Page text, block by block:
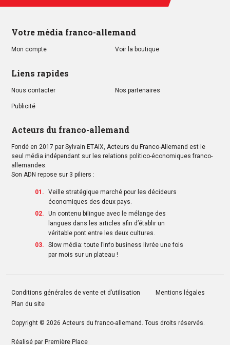
Votre média franco-allemand
Mon compte Voir la boutique
Liens rapides
Nous contacter Nos partenaires
Publicité
Acteurs du franco-allemand
Fondé en 2017 par Sylvain ETAIX, Acteurs du Franco-Allemand est le
seul média indépendant sur les relations politico-économiques franco-
allemandes.
Son ADN repose sur 3 piliers :
Veille stratégique marché pour les décideurs
économiques des deux pays.
Un contenu bilingue avec le mélange des
langues dans les articles afin d’établir un
véritable pont entre les deux cultures.
Slow média: toute l’info business livrée une fois
par mois sur un plateau !
Conditions générales de vente et d’utilisation
Mentions légales
Plan du site
Copyright © 2026 Acteurs du franco-allemand . Tous droits réservés.
Réalisé par Première Place